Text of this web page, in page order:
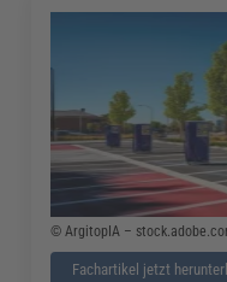
© ArgitopIA –
Fachartikel jetzt